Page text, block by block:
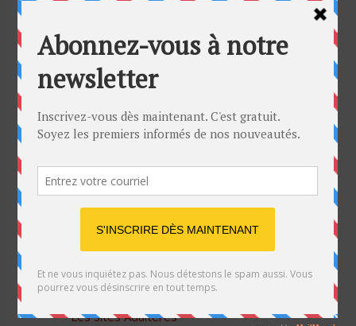
5 idées cadeaux Moulinex pour votre mère
pour l’Action de Grâce
Blague de café: Une femme infidèle trompe
son mari
Listes des Sites de Rencontre
Les Sites Libertins
Les Apps pour les Couples Échangistes
Les Sites Adultères